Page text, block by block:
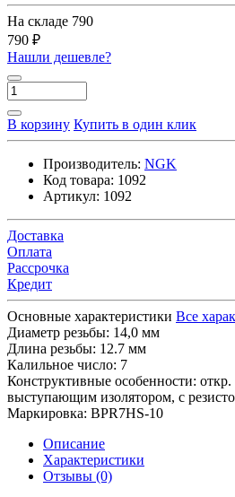
На складе 790
790 ₽
Нашли дешевле?
В корзину Купить в один клик
Производитель: NGK
Код товара: 1092
Артикул: 1092
Доставка
Оплата
Рассрочка
Кредит
Основные характеристики Все
Диаметр резьбы: 14,0 мм
Длина резьбы: 12.7 мм
Калильное число: 7
Конструктивные особенности:
выступающим изолятором, с
Маркировка: BPR7HS-10
Описание
Характеристики
Отзывы (0)